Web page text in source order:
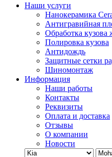
Наши услуги
Нанокерамика
Антигравийная
Обработка
Полировка кузова
Антидождь
Защитные сетки
Шиномонтаж
Информация
Наши работы
Контакты
Реквизиты
Оплата и доставка
Отзывы
О компании
Новости